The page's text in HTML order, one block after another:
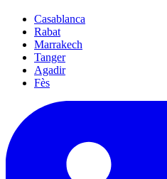
Casablanca
Rabat
Marrakech
Tanger
Agadir
Fès